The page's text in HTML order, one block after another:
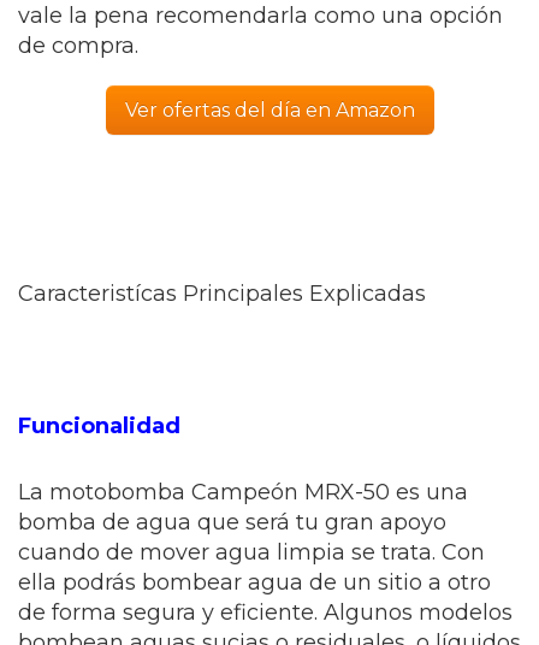
vale la pena recomendarla como una opción
de compra.
Ver ofertas del día en Amazon
Caracteristícas Principales Explicadas
Funcionalidad
La motobomba Campeón MRX-50 es una
bomba de agua que será tu gran apoyo
cuando de mover agua limpia se trata. Con
ella podrás bombear agua de un sitio a otro
de forma segura y eficiente. Algunos modelos